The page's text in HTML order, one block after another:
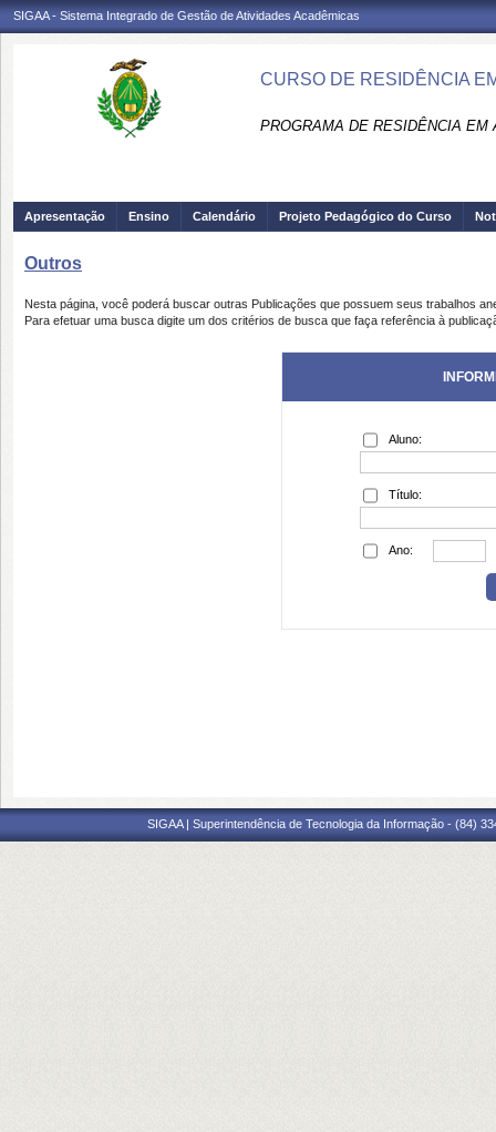
SIGAA - Sistema Integrado de Gestão de Atividades Acadêmicas
CURSO DE RESIDÊNCIA
PROGRAMA DE RESIDÊNCIA EM
Apresentação Ensino Calendário Projeto Pedagógico do Curso
Outros
Nesta página, você poderá buscar outras Publicações que possuem seus trabalhos
Para efetuar uma busca digite um dos critérios de busca que faça referência à
Aluno:
Título:
Ano:
SIGAA | Superintendência de Tecnologia da Informação - (84)